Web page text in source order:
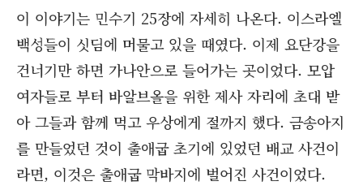
이 이야기는 민수기 25장에 자세히 나온다. 이스라엘
백성들이 싯딤에 머물고 있을 때였다. 이제 요단강을
건너기만 하면 가나안으로 들어가는 곳이었다. 모압
여자들로 부터 바알브올을 위한 제사 자리에 초대 받
아 그들과 함께 먹고 우상에게 절까지 했다. 금송아지
를 만들었던 것이 출애굽 초기에 있었던 배교 사건이
라면, 이것은 출애굽 막바지에 벌어진 사건이었다.